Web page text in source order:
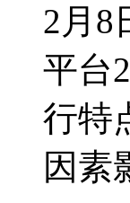
2月8
平台
行特
因素